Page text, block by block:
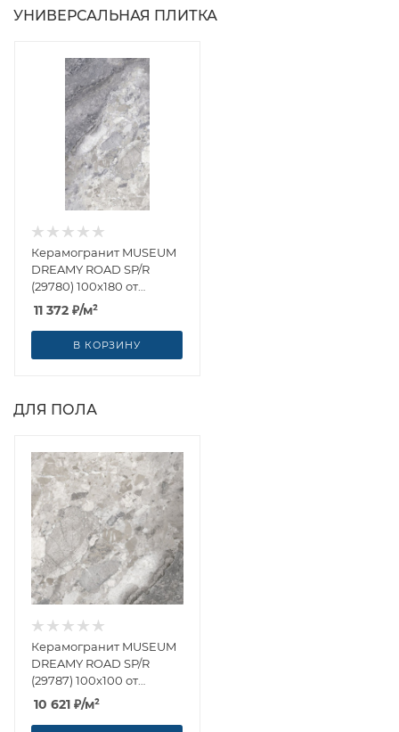
УНИВЕРСАЛЬНАЯ ПЛИТКА
Керамогранит MUSEUM
DREAMY ROAD SP/R
(29780) 100x180 от
Museum (Испания)
11 372 ₽/м²
В КОРЗИНУ
ДЛЯ ПОЛА
Керамогранит MUSEUM
DREAMY ROAD SP/R
(29787) 100x100 от
Museum (Испания)
10 621 ₽/м²